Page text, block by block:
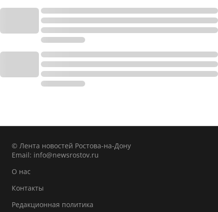
© Лента новостей Ростова-на-Дону
Email: info@newsrostov.ru
О нас
Контакты
Редакционная политика